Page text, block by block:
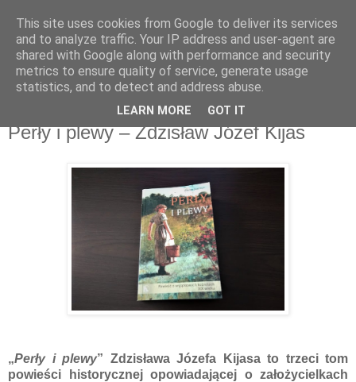
Recenzje na widelcu
Portal kulturalny - książki, recenzje, inspiracje, konkursy.
wtorek, 19 maja 2020
Perły i plewy – Zdzisław Józef Kijas
„Perły i plewy” Zdzisława Józefa Kijasa to trzeci tom
powieści historycznej opowiadającej o założycielkach
This site uses cookies from Google to deliver its services
and to analyze traffic. Your IP address and user-agent are
shared with Google along with performance and security
metrics to ensure quality of service, generate usage
statistics, and to detect and address abuse.
LEARN MORE GOT IT